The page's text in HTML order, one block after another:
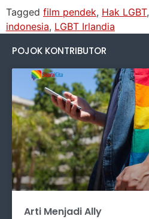
Tagged film pendek, Hak LGBT,
indonesia, LGBT Irlandia
POJOK KONTRIBUTOR
Arti Menjadi Ally